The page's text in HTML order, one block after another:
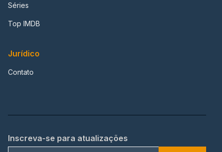
Séries
Top IMDB
Jurídico
Contato
Inscreva-se para atualizações